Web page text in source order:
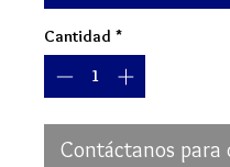
Cantidad *
Contáctanos para